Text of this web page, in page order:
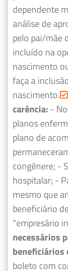
dependente
análise de
pelo pai/mãe
incluído na
nascimento
faça a
nascimento.
carência: -
planos
plano de
congênere; -
hospitalar; -
mesmo que
beneficiário
"empresário
necessários
beneficiários
boleto com